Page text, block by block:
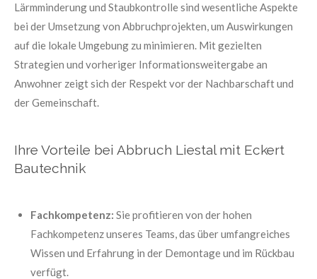
Lärmminderung und Staubkontrolle sind wesentliche Aspekte
bei der Umsetzung von Abbruchprojekten, um Auswirkungen
auf die lokale Umgebung zu minimieren. Mit gezielten
Strategien und vorheriger Informationsweitergabe an
Anwohner zeigt sich der Respekt vor der Nachbarschaft und
der Gemeinschaft.
Ihre Vorteile bei Abbruch Liestal mit Eckert
Bautechnik
Fachkompetenz: Sie profitieren von der hohen
Fachkompetenz unseres Teams, das über umfangreiches
Wissen und Erfahrung in der Demontage und im Rückbau
verfügt.